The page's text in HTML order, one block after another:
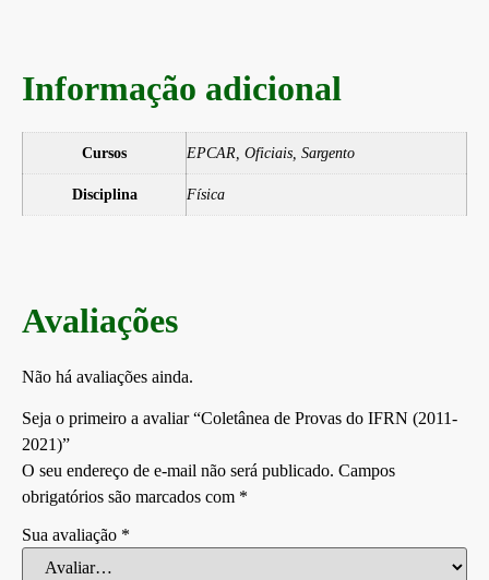
Informação adicional
Cursos EPCAR, Oficiais, Sargento
Disciplina Física
Avaliações
Não há avaliações ainda.
Seja o primeiro a avaliar “Coletânea de Provas do IFRN (2011-
2021)”
O seu endereço de e-mail não será publicado. Campos
obrigatórios são marcados com *
Sua avaliação *